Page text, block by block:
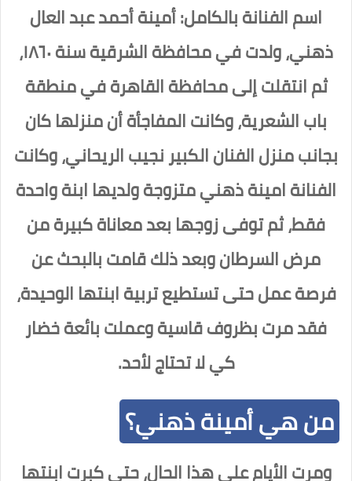
اسم الفنانة بالكامل: أمينة أحمد عبد العال
ذهني، ولدت في محافظة الشرقية سنة ١٨٦٠،
ثم انتقلت إلى محافظة القاهرة في منطقة
باب الشعرية، وكانت المفاجأة أن منزلها كان
بجانب منزل الفنان الكبير نجيب الريحاني، وكانت
الفنانة امينة ذهني متزوجة ولديها ابنة واحدة
فقط، ثم توفى زوجها بعد معاناة كبيرة من
مرض السرطان وبعد ذلك قامت بالبحث عن
فرصة عمل حتى تستطيع تربية ابنتها الوحيدة،
فقد مرت بظروف قاسية وعملت بائعة خضار
كي لا تحتاج لأحد.
من هي أمينة ذهني؟
ومرت الأيام على هذا الحال، حتى كبرت ابنتها